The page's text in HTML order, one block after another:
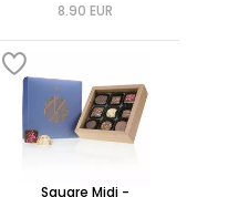
8.90 EUR
Square Midi -